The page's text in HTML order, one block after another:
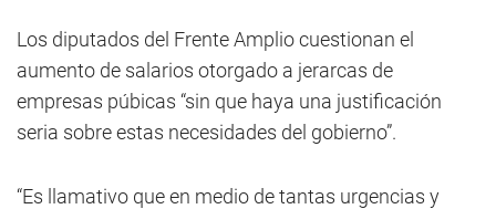
Los diputados del Frente Amplio cuestionan el
aumento de salarios otorgado a jerarcas de
empresas púbicas “sin que haya una justificación
seria sobre estas necesidades del gobierno”.
“Es llamativo que en medio de tantas urgencias y